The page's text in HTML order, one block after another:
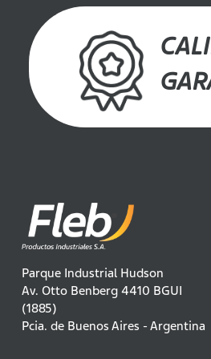
Parque Industrial Hudson
Av. Otto Benberg 4410 BGUI
(1885)
Pcia. de Buenos Aires - Argentina